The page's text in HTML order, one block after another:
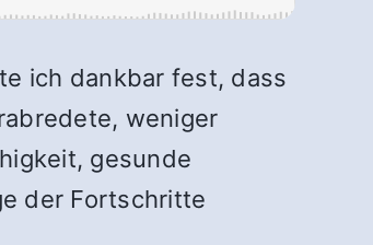
ich dankbar fest, dass
weniger
gesunde
der Fortschritte